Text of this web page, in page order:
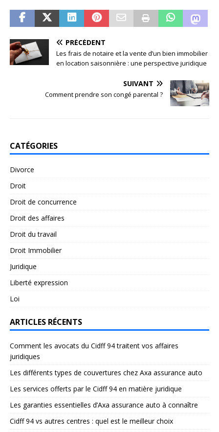
PRÉCÉDENT
Les frais de notaire et la vente d’un bien immobilier
en location saisonnière : une perspective juridique
SUIVANT
Comment prendre son congé parental ?
CATÉGORIES
Divorce
Droit
Droit de concurrence
Droit des affaires
Droit du travail
Droit Immobilier
Juridique
Liberté expression
Loi
ARTICLES RÉCENTS
Comment les avocats du Cidff 94 traitent vos affaires
juridiques
Les différents types de couvertures chez Axa assurance auto
Les services offerts par le Cidff 94 en matière juridique
Les garanties essentielles d’Axa assurance auto à connaître
Cidff 94 vs autres centres : quel est le meilleur choix